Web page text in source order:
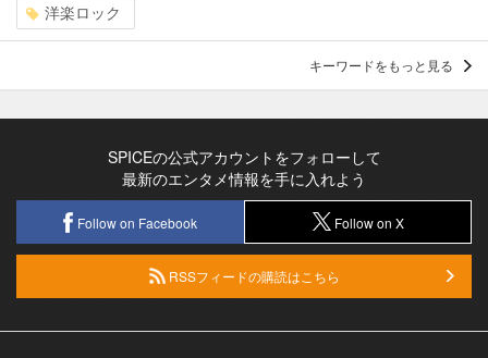
洋楽ロック
キーワードをもっと見る
SPICEの公式アカウントをフォローして
最新のエンタメ情報を手に入れよう
Follow on Facebook Follow on X
RSSフィードの購読はこちら